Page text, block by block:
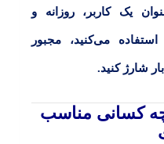
یک کاربر، روزانه و
می‌کنید، مجبور
شارژ کنید.
چه کسانی مناسب